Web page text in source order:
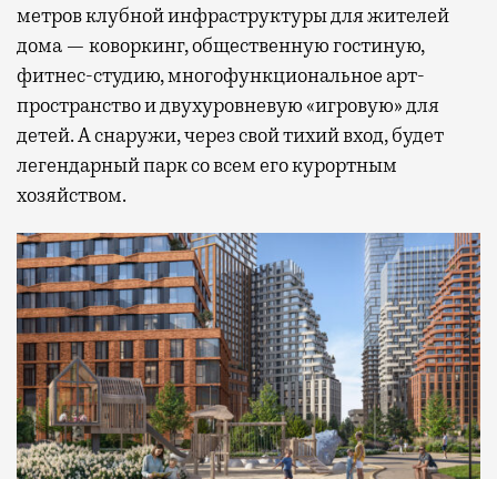
метров клубной инфраструктуры для жителей
дома — коворкинг, общественную гостиную,
фитнес-студию, многофункциональное арт-
пространство и двухуровневую «игровую» для
детей. А снаружи, через свой тихий вход, будет
легендарный парк со всем его курортным
хозяйством.